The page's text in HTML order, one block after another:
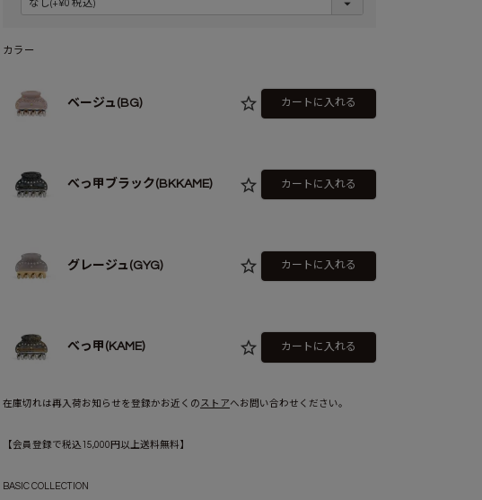
べっ甲ブラック(BKKAME)
カラー
ベージュ(BG) カートに入れる
べっ甲ブラック(BKKAME) カートに入れる
グレージュ(GYG) カートに入れる
べっ甲(KAME) カートに入れる
在庫切れは再入荷お知らせを登録かお近くのストアへお問い合わせください。
【会員登録で税込15,000円以上送料無料】
BASIC COLLECTION